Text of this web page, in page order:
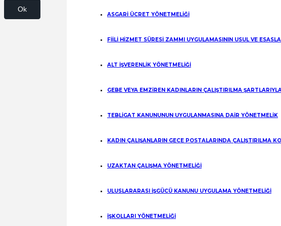
ASGARİ ÜCRET YÖNETMELİĞİ
FİİLİ HİZMET SÜRESİ ZAMMI UYGULAMASININ USUL VE
ALT İŞVERENLİK YÖNETMELİĞİ
GEBE VEYA EMZİREN KADINLARIN ÇALIŞTIRILMA
TEBLİGAT KANUNUNUN UYGULANMASINA DAİR YÖNETMELİK
KADIN ÇALIŞANLARIN GECE POSTALARINDA ÇALIŞTIRILMA
UZAKTAN ÇALIŞMA YÖNETMELİĞİ
ULUSLARARASI İŞGÜCÜ KANUNU UYGULAMA YÖNETMELİĞİ
İŞKOLLARI YÖNETMELİĞİ
Ok